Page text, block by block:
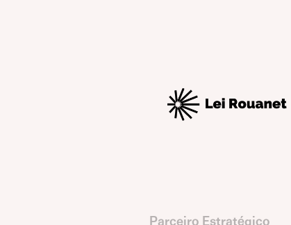
Parceiro Estratégico